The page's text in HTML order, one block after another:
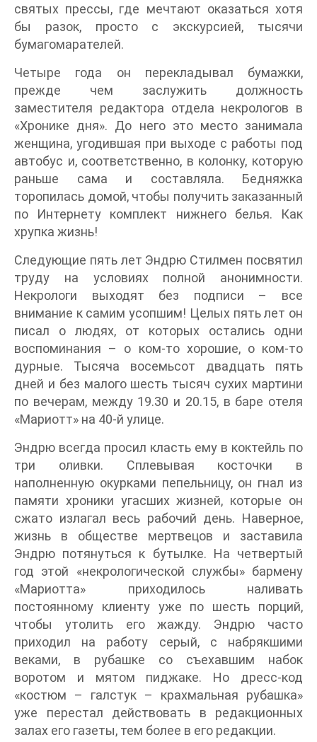
святых прессы, где мечтают оказаться хотя
бы разок, просто с экскурсией, тысячи
бумагомарателей.
Четыре года он перекладывал бумажки,
прежде чем заслужить должность
заместителя редактора отдела некрологов в
«Хронике дня». До него это место занимала
женщина, угодившая при выходе с работы под
автобус и, соответственно, в колонку, которую
раньше сама и составляла. Бедняжка
торопилась домой, чтобы получить заказанный
по Интернету комплект нижнего белья. Как
хрупка жизнь!
Следующие пять лет Эндрю Стилмен посвятил
труду на условиях полной анонимности.
Некрологи выходят без подписи – все
внимание к самим усопшим! Целых пять лет он
писал о людях, от которых остались одни
воспоминания – о ком-то хорошие, о ком-то
дурные. Тысяча восемьсот двадцать пять
дней и без малого шесть тысяч сухих мартини
по вечерам, между 19.30 и 20.15, в баре отеля
«Мариотт» на 40-й улице.
Эндрю всегда просил класть ему в коктейль по
три оливки. Сплевывая косточки в
наполненную окурками пепельницу, он гнал из
памяти хроники угасших жизней, которые он
сжато излагал весь рабочий день. Наверное,
жизнь в обществе мертвецов и заставила
Эндрю потянуться к бутылке. На четвертый
год этой «некрологической службы» бармену
«Мариотта» приходилось наливать
постоянному клиенту уже по шесть порций,
чтобы утолить его жажду. Эндрю часто
приходил на работу серый, с набрякшими
веками, в рубашке со съехавшим набок
воротом и мятом пиджаке. Но дресс-код
«костюм – галстук – крахмальная рубашка»
уже перестал действовать в редакционных
залах его газеты, тем более в его редакции.